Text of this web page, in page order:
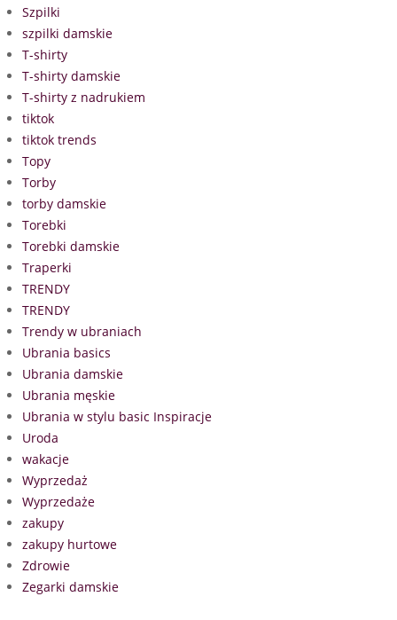
Szpilki
szpilki damskie
T-shirty
T-shirty damskie
T-shirty z nadrukiem
tiktok
tiktok trends
Topy
Torby
torby damskie
Torebki
Torebki damskie
Traperki
TRENDY
TRENDY
Trendy w ubraniach
Ubrania basics
Ubrania damskie
Ubrania męskie
Ubrania w stylu basic Inspiracje
Uroda
wakacje
Wyprzedaż
Wyprzedaże
zakupy
zakupy hurtowe
Zdrowie
Zegarki damskie